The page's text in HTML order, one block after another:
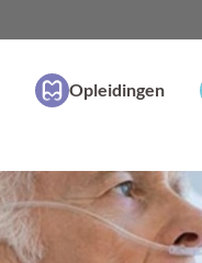
Opleidingen